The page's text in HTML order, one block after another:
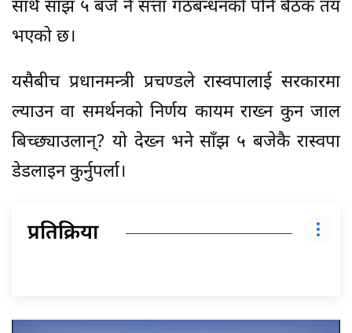
साथै साँझ ५ बजे नै सत्ता गठबन्धनको पनि बैठक तय
भएको छ।
यसैबीच प्रधानमन्त्री प्रचण्डले रास्वपालाई सरकारमा
ल्याउन वा समर्थनको निर्णय कायम राख्न कुन जाल
बिच्छ्याउलान्? यो देख्न भने साँझ ५ बजेकै रास्वपा
डेडलाइन कुर्नुपर्ला।
प्रतिक्रिया